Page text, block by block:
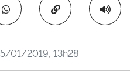
e Comunicações
Copiar para área
01/2019, 13h28